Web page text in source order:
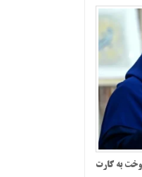
به کارت